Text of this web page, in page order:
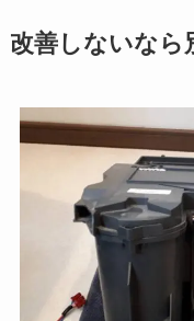
改善しないなら